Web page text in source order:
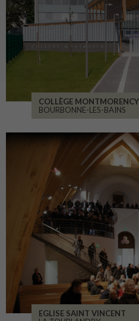
COLLÈGE MONTMORENCY
BOURBONNE-LES-BAINS
EGLISE SAINT VINCENT